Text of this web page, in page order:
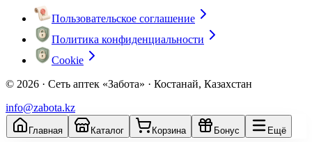
Пользовательское соглашение
Политика конфиденциальности
Cookie
© 2026 · Сеть аптек «Забота» · Костанай, Казахстан
info@zabota.kz
Главная Каталог Корзина Бонус Ещё